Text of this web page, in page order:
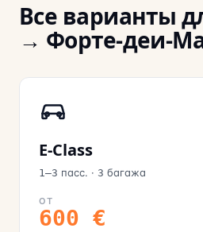
Все варианты
→ Форте-деи-
E-Class
1–3 пасс. · 3 багажа
ОТ
600 €